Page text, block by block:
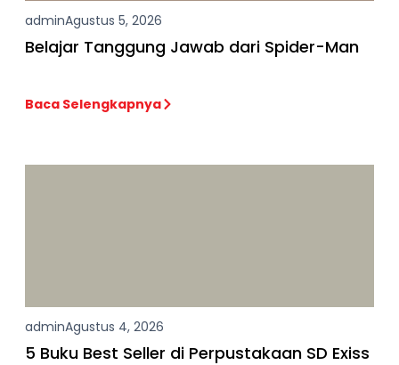
adminAgustus 5, 2026
Belajar Tanggung Jawab dari Spider-Man
Baca Selengkapnya
adminAgustus 4, 2026
5 Buku Best Seller di Perpustakaan SD Exiss